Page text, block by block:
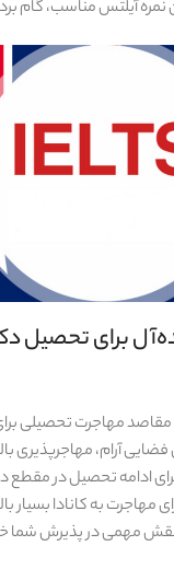
آیلتس مناسب، گام
برای تحصیل
مقاصد مهاجرت تحصیلی
آرام، مهاجرپذیری
ادامه تحصیل در
مهاجرت به کانادا بسیار
نقش مهمی در پذیرش شما